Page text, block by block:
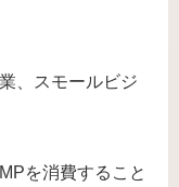
、スモールビジ
を消費すること